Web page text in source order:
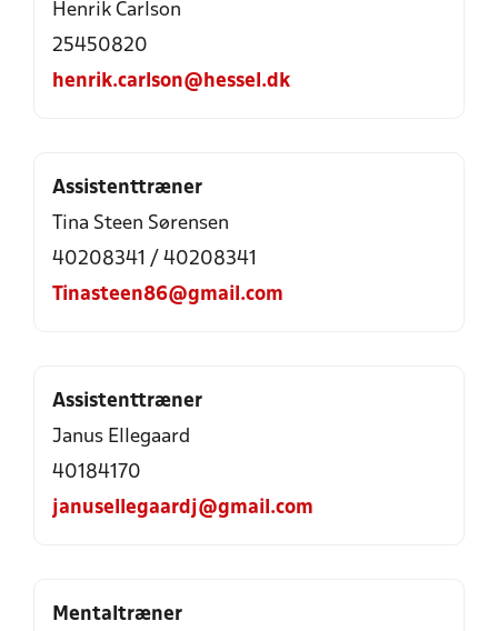
Henrik Carlson
25450820
henrik.carlson@hessel.dk
Assistenttræner
Tina Steen Sørensen
40208341 / 40208341
Tinasteen86@gmail.com
Assistenttræner
Janus Ellegaard
40184170
janusellegaardj@gmail.com
Mentaltræner